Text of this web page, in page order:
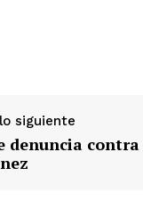
siguiente
denuncia